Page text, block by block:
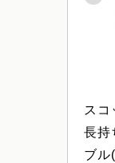
スコ
長持
ブル